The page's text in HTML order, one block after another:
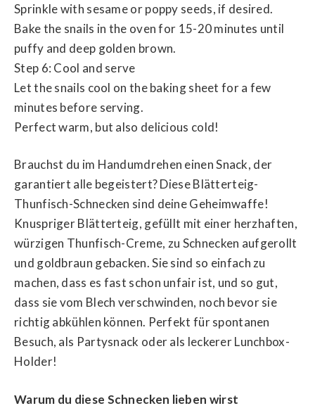
Sprinkle with sesame or poppy seeds, if desired.
Bake the snails in the oven for 15-20 minutes until
puffy and deep golden brown.
Step 6: Cool and serve
Let the snails cool on the baking sheet for a few
minutes before serving.
Perfect warm, but also delicious cold!
Brauchst du im Handumdrehen einen Snack, der
garantiert alle begeistert? Diese Blätterteig-
Thunfisch-Schnecken sind deine Geheimwaffe!
Knuspriger Blätterteig, gefüllt mit einer herzhaften,
würzigen Thunfisch-Creme, zu Schnecken aufgerollt
und goldbraun gebacken. Sie sind so einfach zu
machen, dass es fast schon unfair ist, und so gut,
dass sie vom Blech verschwinden, noch bevor sie
richtig abkühlen können. Perfekt für spontanen
Besuch, als Partysnack oder als leckerer Lunchbox-
Holder!
Warum du diese Schnecken lieben wirst